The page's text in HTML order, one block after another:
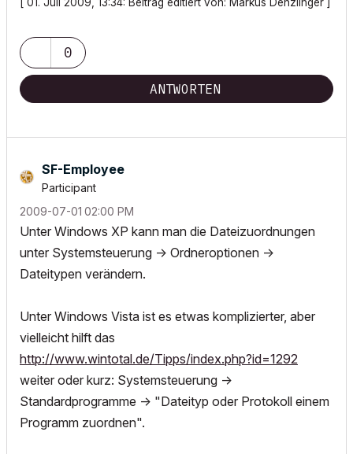
0
ANTWORTEN
SF-Employee
Participant
‎2009-07-01 02:00 PM
Unter Windows XP kann man die Dateizuordnungen
unter Systemsteuerung -> Ordneroptionen ->
Dateitypen verändern.
Unter Windows Vista ist es etwas komplizierter, aber
vielleicht hilft das
http://www.wintotal.de/Tipps/index.php?id=1292
weiter oder kurz: Systemsteuerung ->
Standardprogramme -> "Dateityp oder Protokoll einem
Programm zuordnen".